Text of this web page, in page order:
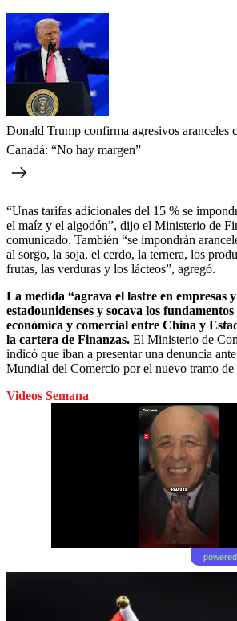
Donald Trump confirma agresivos aranceles
Canadá: “No hay margen”
“Unas tarifas adicionales del 15 % se
el maíz y el algodón”, dijo el Ministerio de
comunicado. También “se impondrán
al sorgo, la soja, el cerdo, la ternera, los
frutas, las verduras y los lácteos”, agregó.
La medida “agrava el lastre en empresas
estadounidenses y socava los
económica y comercial entre China y
la cartera de Finanzas. El Ministerio de
indicó que iban a presentar una denuncia
Mundial del Comercio por el nuevo tramo de
Videos Semana